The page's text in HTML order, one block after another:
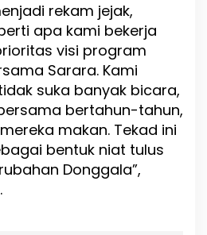
t
rekam jejak,
apa kami bekerja
visi program
Sarara. Kami
suka banyak bicara,
bertahun-tahun,
makan. Tekad ini
bentuk niat tulus
Donggala”,